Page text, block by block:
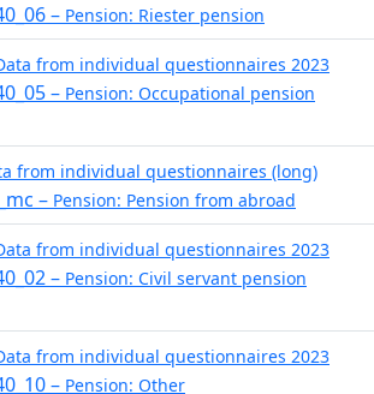
– Pension: Riester pension
from individual questionnaires 2023
– Pension: Occupational pension
from individual questionnaires (long)
– Pension: Pension from abroad
from individual questionnaires 2023
– Pension: Civil servant pension
from individual questionnaires 2023
– Pension: Other